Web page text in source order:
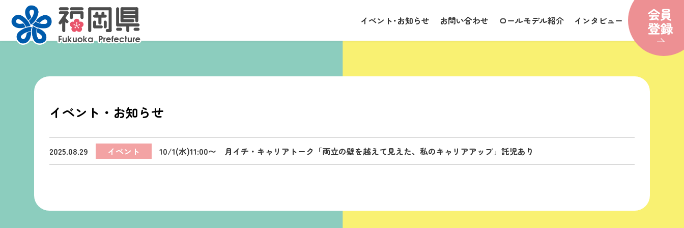
イベント･お知らせ お問い合わせ ロールモデル紹介 インタビュー
イベント・お知らせ
2025.08.29 イベント 10/1(水)11:00〜 月イチ・キャリアトーク「両立の壁を越えて見えた、私のキャリアアップ」託児あり